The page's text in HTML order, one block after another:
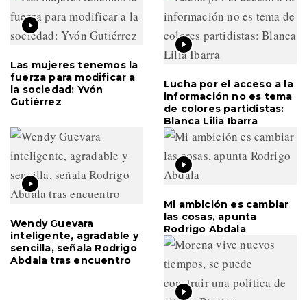
Las mujeres tenemos la
fuerza para modificar a
la sociedad: Yvón
Gutiérrez
Lucha por el acceso a la
información no es tema
de colores partidistas:
Blanca Lilia Ibarra
Wendy Guevara
inteligente, agradable y
sencilla, señala Rodrigo
Abdala tras encuentro
Mi ambición es cambiar
las cosas, apunta
Rodrigo Abdala